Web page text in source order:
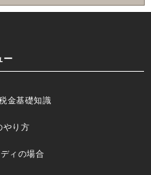
ー
金基礎知識
やり方
ィの場合